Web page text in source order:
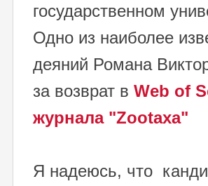
государственном
Одно из наиболее
деяний Романа
за возврат в Web of
журнала "Zootaxa"
Я надеюсь, что